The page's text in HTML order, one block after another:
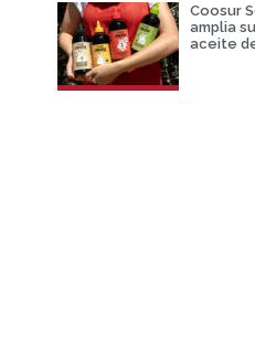
Coosur
amplia
aceite